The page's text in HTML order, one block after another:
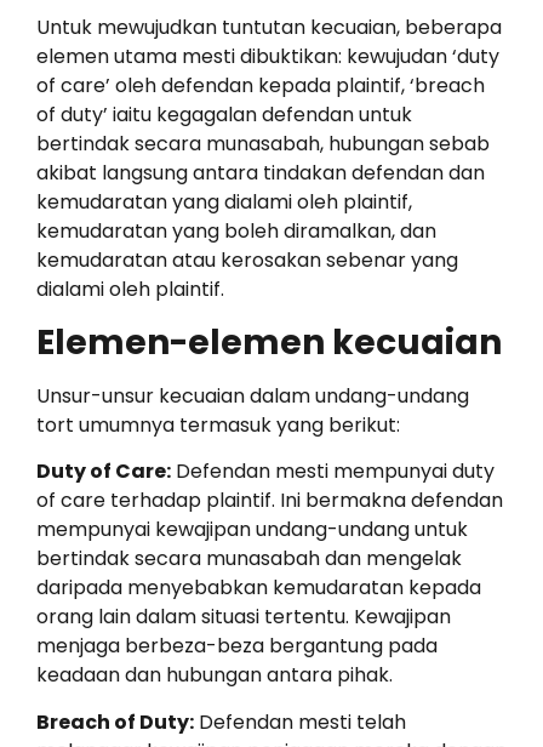
Untuk mewujudkan tuntutan kecuaian, beberapa
elemen utama mesti dibuktikan: kewujudan ‘duty
of care’ oleh defendan kepada plaintif, ‘breach
of duty’ iaitu kegagalan defendan untuk
bertindak secara munasabah, hubungan sebab
akibat langsung antara tindakan defendan dan
kemudaratan yang dialami oleh plaintif,
kemudaratan yang boleh diramalkan, dan
kemudaratan atau kerosakan sebenar yang
dialami oleh plaintif.
Elemen-elemen kecuaian
Unsur-unsur kecuaian dalam undang-undang
tort umumnya termasuk yang berikut:
Duty of Care: Defendan mesti mempunyai duty
of care terhadap plaintif. Ini bermakna defendan
mempunyai kewajipan undang-undang untuk
bertindak secara munasabah dan mengelak
daripada menyebabkan kemudaratan kepada
orang lain dalam situasi tertentu. Kewajipan
menjaga berbeza-beza bergantung pada
keadaan dan hubungan antara pihak.
Breach of Duty: Defendan mesti telah